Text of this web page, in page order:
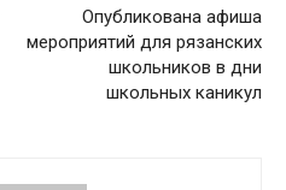
Опубликована афиша
мероприятий для рязанских
школьников в дни
школьных каникул